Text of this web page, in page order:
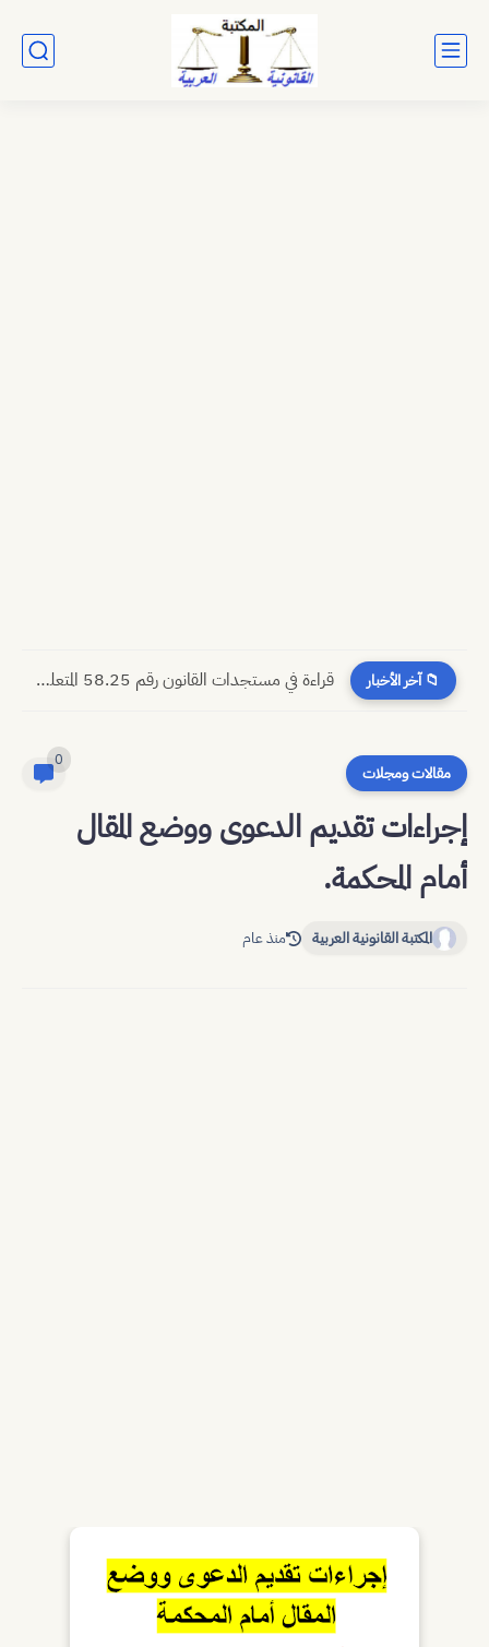
📁 آخر الأخبار مسجدات جرائم الشيك في قانون المسطرة المدنية الجديد
مقالات ومجلات
0
إجراءات تقديم الدعوى ووضع المقال
أمام المحكمة.
المكتبة القانونية العربية منذ عام